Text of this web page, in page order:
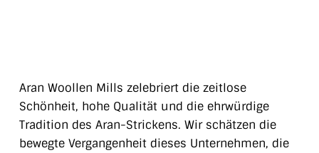
Aran Woollen Mills zelebriert die zeitlose
Schönheit, hohe Qualität und die ehrwürdige
Tradition des Aran-Strickens. Wir schätzen die
bewegte Vergangenheit dieses Unternehmen, die